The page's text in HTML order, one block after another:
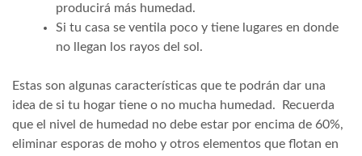
producirá más humedad.
Si tu casa se ventila poco y tiene lugares en donde
no llegan los rayos del sol.
Estas son algunas características que te podrán dar una
idea de si tu hogar tiene o no mucha humedad. Recuerda
que el nivel de humedad no debe estar por encima de 60%,
eliminar esporas de moho y otros elementos que flotan en